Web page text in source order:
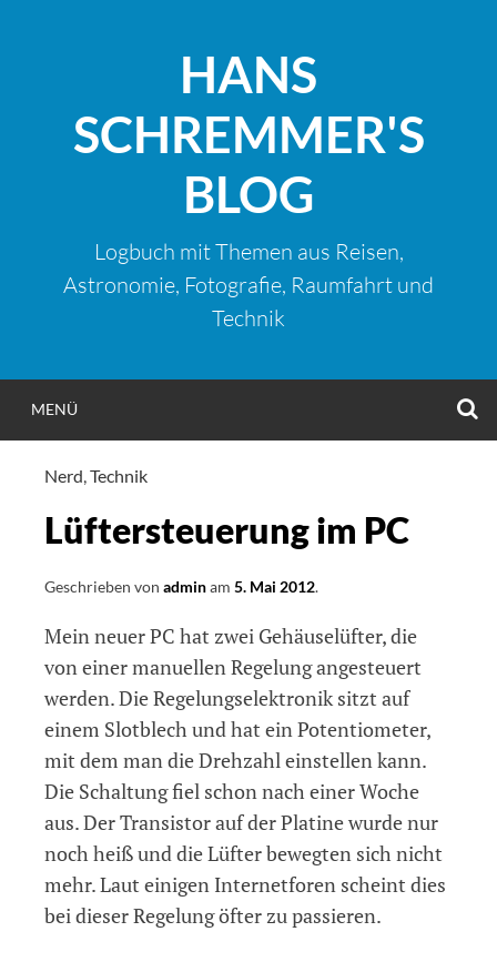
HANS
SCHREMMER'S
BLOG
Logbuch mit Themen aus Reisen,
Astronomie, Fotografie, Raumfahrt und
Technik
MENÜ
Nerd,Technik
Lüftersteuerung im PC
Geschrieben von adminam 5. Mai 2012.
Mein neuer PC hat zwei Gehäuselüfter, die
von einer manuellen Regelung angesteuert
werden. Die Regelungselektronik sitzt auf
einem Slotblech und hat ein Potentiometer,
mit dem man die Drehzahl einstellen kann.
Die Schaltung fiel schon nach einer Woche
aus. Der Transistor auf der Platine wurde nur
noch heiß und die Lüfter bewegten sich nicht
mehr. Laut einigen Internetforen scheint dies
bei dieser Regelung öfter zu passieren.